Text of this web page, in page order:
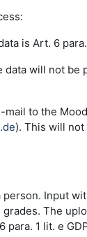
is Art. 6 para.
will not be
mail to the
). This will
Input
The
1 lit. e